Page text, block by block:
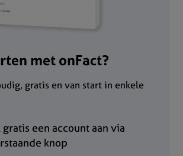
met onFact?
gratis en van start in enkele
gratis een account aan via
knop